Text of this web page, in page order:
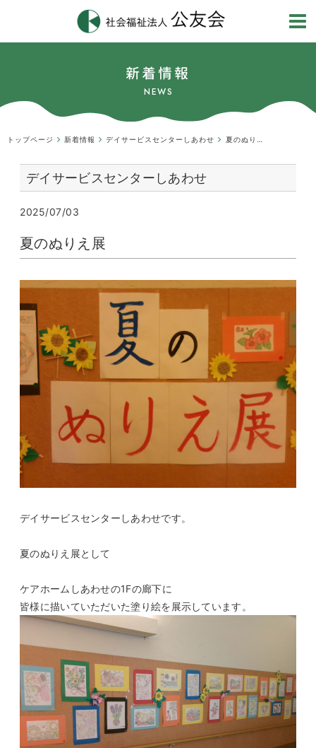
新着情報
NEWS
トップページ 新着情報 デイサービスセンターしあわせ
デイサービスセンターしあわせ
2025/07/03
夏のぬりえ展
デイサービスセンターしあわせです。
夏のぬりえ展として
ケアホームしあわせの1Fの廊下に
皆様に描いていただいた塗り絵を展示しています。